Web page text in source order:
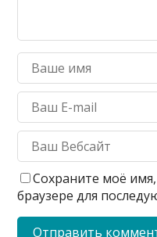
Сохраните моё
браузере для